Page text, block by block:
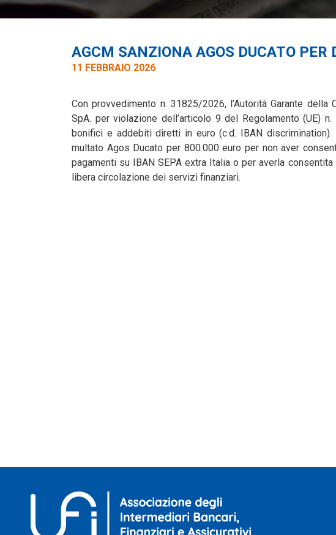
AGCM SANZIONA AGOS DUCATO
11 FEBBRAIO 2026
Con provvedimento n. 31825/2026, l’Autorità Garante
SpA. per violazione dell’articolo 9 del Regolamento (UE)
bonifici e addebiti diretti in euro (c.d. IBAN
multato Agos Ducato per 800.000 euro per non aver
pagamenti su IBAN SEPA extra Italia o per averla
libera circolazione dei servizi finanziari.